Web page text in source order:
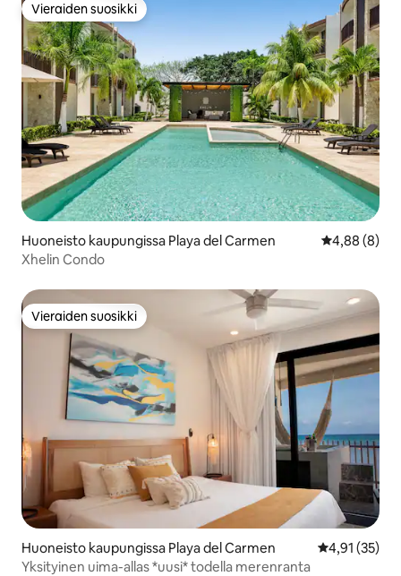
Vieraiden suosikki
Vieraiden suosikki
Huoneisto kaupungissa Playa del Carmen
4,88 (8)
Xhelin Condo
Vieraiden suosikki
Vieraiden suosikki
Huoneisto kaupungissa Playa del Carmen
4,91 (35)
Yksityinen uima-allas *uusi* todella merenranta